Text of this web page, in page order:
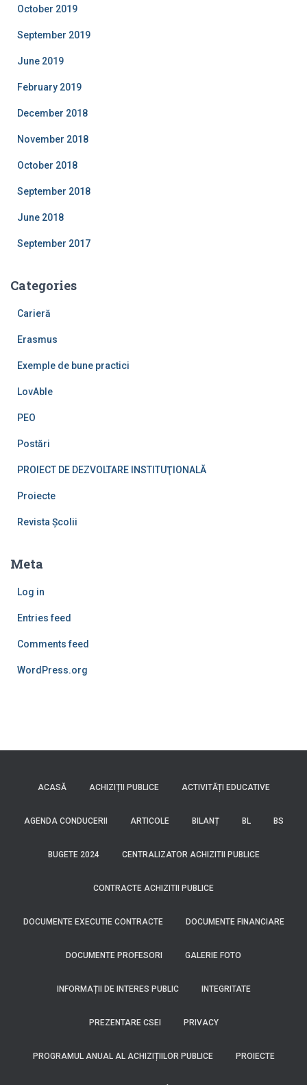
October 2019
September 2019
June 2019
February 2019
December 2018
November 2018
October 2018
September 2018
June 2018
September 2017
Categories
Carieră
Erasmus
Exemple de bune practici
LovAble
PEO
Postări
PROIECT DE DEZVOLTARE INSTITUŢIONALĂ
Proiecte
Revista Școlii
Meta
Log in
Entries feed
Comments feed
WordPress.org
ACASĂ ACHIZIȚII PUBLICE ACTIVITĂȚI EDUCATIVE
AGENDA CONDUCERII ARTICOLE BILANȚ BL BS
BUGETE 2024 CENTRALIZATOR ACHIZITII PUBLICE
CONTRACTE ACHIZITII PUBLICE
DOCUMENTE EXECUTIE CONTRACTE DOCUMENTE FINANCIARE
DOCUMENTE PROFESORI GALERIE FOTO
INFORMAȚII DE INTERES PUBLIC INTEGRITATE
PREZENTARE CSEI PRIVACY
PROGRAMUL ANUAL AL ACHIZIȚIILOR PUBLICE PROIECTE